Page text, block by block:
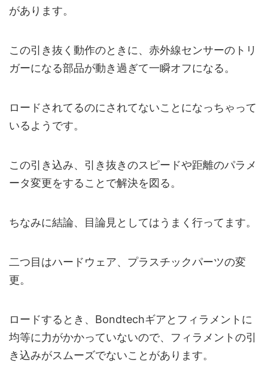
があります。
この引き抜く動作のときに、赤外線センサーのトリ
ガーになる部品が動き過ぎて一瞬オフになる。
ロードされてるのにされてないことになっちゃって
いるようです。
この引き込み、引き抜きのスピードや距離のパラメ
ータ変更をすることで解決を図る。
ちなみに結論、目論見としてはうまく行ってます。
二つ目はハードウェア、プラスチックパーツの変
更。
ロードするとき、Bondtechギアとフィラメントに
均等に力がかかっていないので、フィラメントの引
き込みがスムーズでないことがあります。